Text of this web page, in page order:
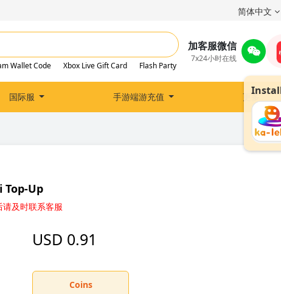
简体中文
Wallet Code Xbox Live Gift Card Flash Party
加客服微信
7x24小时在线
国际服 手游端游充值 更多
Top-Up
请及时联系客服
USD 0.91
Coins